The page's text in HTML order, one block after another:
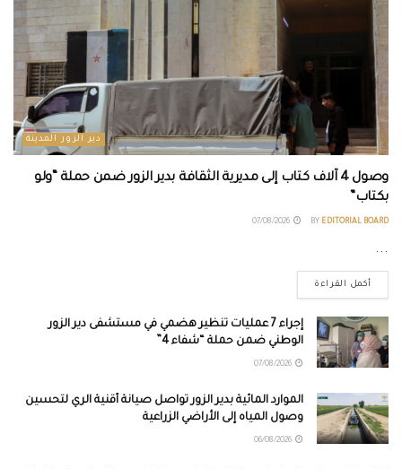
دير الزور المدينة
وصول 4 آلاف كتاب إلى مديرية الثقافة بدير الزور ضمن حملة “ولو
بكتاب”
BY EDITORIAL BOARD
...
أكمل القراءة
إجراء 7 عمليات تنظير هضمي في مستشفى دير الزور
الوطني ضمن حملة “شفاء 4”
الموارد المائية بدير الزور تواصل صيانة أقنية الري لتحسين
وصول المياه إلى الأراضي الزراعية